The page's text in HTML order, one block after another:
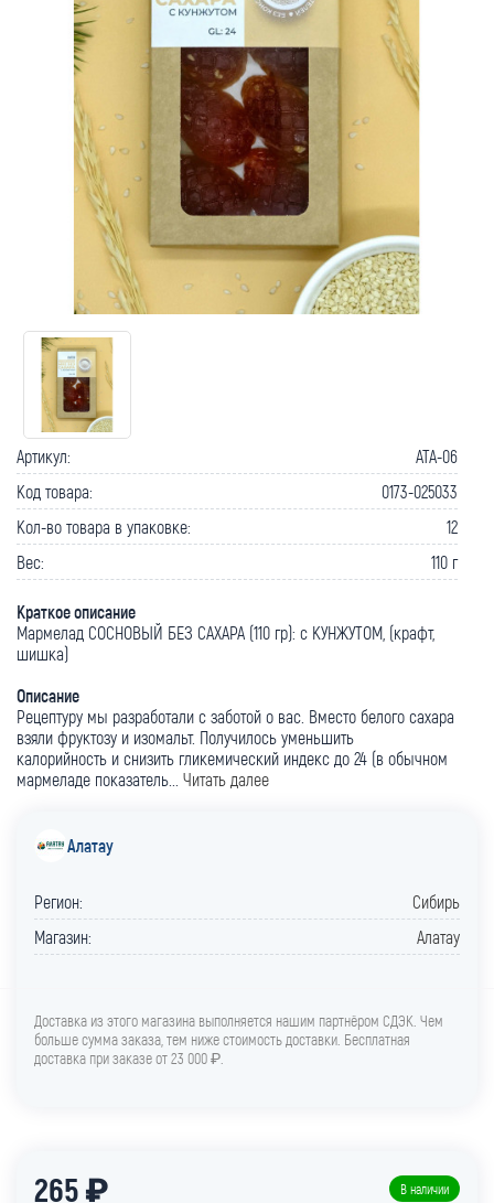
Артикул:
ATA-06
Код товара:
0173-025033
Кол-во товара в упаковке:
12
Вес:
110 г
Краткое описание
Мармелад СОСНОВЫЙ БЕЗ САХАРА (110 гр): с КУНЖУТОМ, (крафт,
шишка)
Описание
Рецептуру мы разработали с заботой о вас. Вместо белого сахара
взяли фруктозу и изомальт. Получилось уменьшить
калорийность и снизить гликемический индекс до 24 (в обычном
мармеладе показатель... Читать далее
Алатау
Регион:
Сибирь
Магазин:
Алатау
Доставка из этого магазина выполняется нашим партнёром СДЭК. Чем
больше сумма заказа, тем ниже стоимость доставки. Бесплатная
доставка при заказе от 23 000 ₽.
265 ₽ В наличии